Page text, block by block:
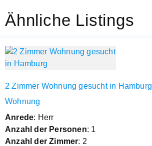
Ähnliche Listings
2 Zimmer Wohnung gesucht in Hamburg
Wohnung
Anrede: Herr
Anzahl der Personen: 1
Anzahl der Zimmer: 2